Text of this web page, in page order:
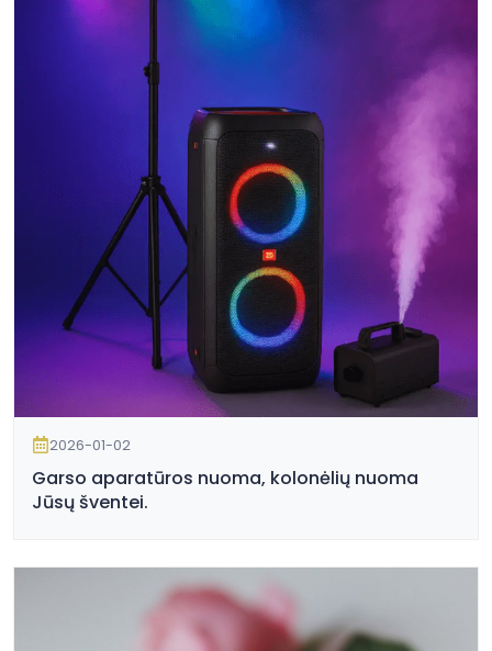
2026-01-02
Garso aparatūros nuoma, kolonėlių nuoma
Jūsų šventei.